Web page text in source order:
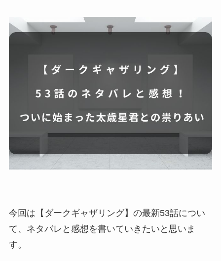
今回は【ダークギャザリング】の最新53話につい
て、ネタバレと感想を書いていきたいと思いま
す。